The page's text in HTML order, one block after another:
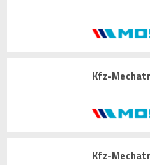
Kfz-
Kfz-